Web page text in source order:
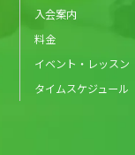
入会案内
料金
イベント・レッスン
タイムスケジュール